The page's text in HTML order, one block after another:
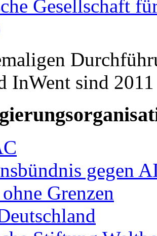
Gesellschaft
InWent sind
gegen
Grenzen